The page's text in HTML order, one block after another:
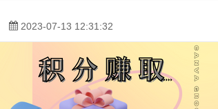
2023-07-13 12:31:32